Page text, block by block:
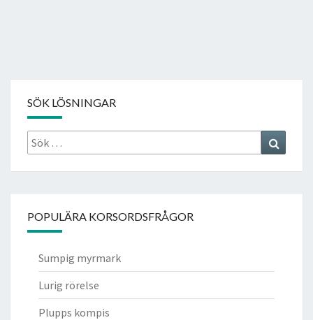
SÖK LÖSNINGAR
Sök
efter:
POPULÄRA KORSORDSFRÅGOR
Sumpig myrmark
Lurig rörelse
Plupps kompis